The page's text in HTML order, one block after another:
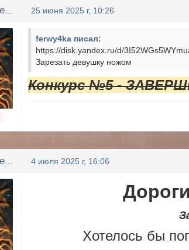
25 июня 2025 г, 10:26
ferwy4ka писал:
https://disk.yandex.ru/d/
Зарезать девушку ножом
Конкурс №5 -
4 июля 2025 г, 16:06
Хотелось бы